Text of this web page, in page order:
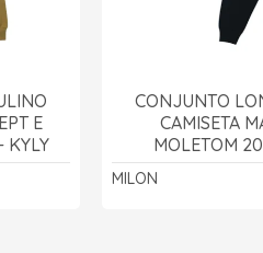
E
KYLY
CONJUNTO
CAMISETA
MOLETOM
MILON